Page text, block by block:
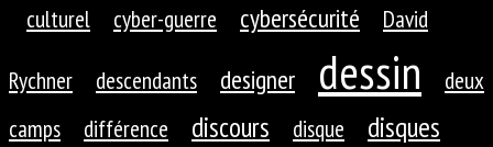
culturel
cyber-guerre cybersécurité
David
Rychner
descendants designer dessin
deux
camps
différence discours disque disques